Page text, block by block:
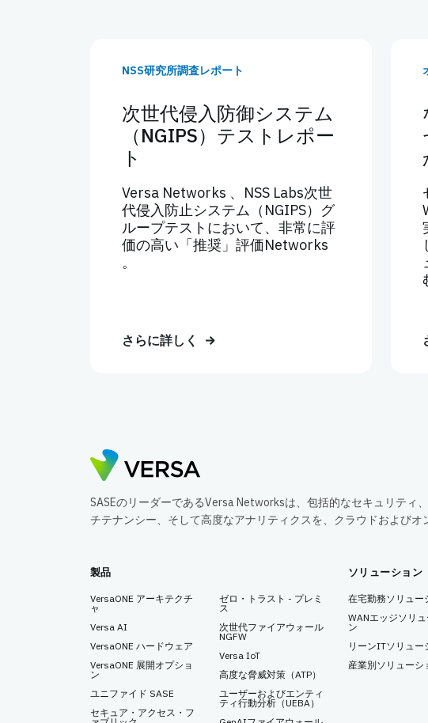
NSS研究所調査レポート
次世代侵入防御システム
（NGIPS）テストレポー
ト
Versa Networks 、NSS Labs次世
代侵入防止システム（NGIPS）グ
ループテストにおいて、非常に評
価の高い「推奨」評価Networks
。
さらに詳しく
SASEのリーダーであるVersa Networksは、包括的なセキュリティ
チテナンシー、そして高度なアナリティクスを、クラウドおよびオ
製品
VersaONE アーキテクチ
ャ
Versa AI
VersaONE ハードウェア
VersaONE 展開オプショ
ン
ユニファイド SASE
セキュア・アクセス・フ
ゼロ・トラスト - プレミ
ス
次世代ファイアウォール
NGFW
Versa IoT
高度な脅威対策（ATP）
ユーザーおよびエンティ
ティ行動分析（UEBA）
ソリューション
在宅勤務ソリュー
WANエッジソリュ
ン
リーンITソリュー
産業別ソリューシ